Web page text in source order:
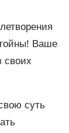
Ваше
своих
суть